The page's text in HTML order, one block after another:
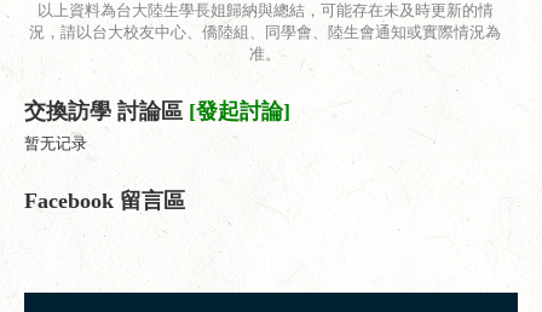
以上資料為台大陸生學長姐歸納與總結，可能存在未及時更新的情
況，請以台大校友中心、僑陸組、同學會、陸生會通知或實際情況為
准。
交換訪學 討論區 [發起討論]
暂无记录
Facebook 留言區